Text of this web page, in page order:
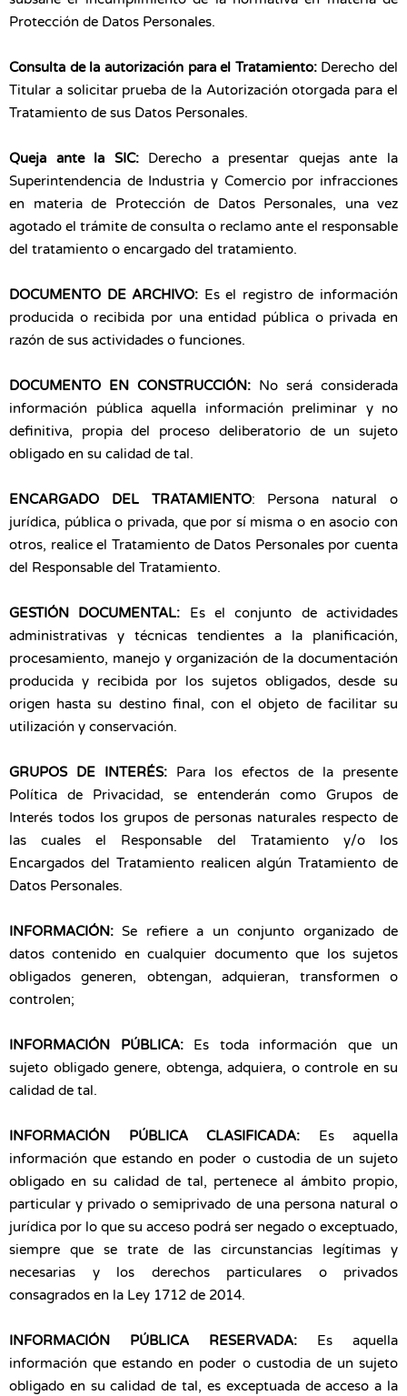
Protección de Datos Personales.
Consulta de la autorización para el Tratamiento: Derecho del
Titular a solicitar prueba de la Autorización otorgada para el
Tratamiento de sus Datos Personales.
Queja ante la SIC: Derecho a presentar quejas ante la
Superintendencia de Industria y Comercio por infracciones
en materia de Protección de Datos Personales, una vez
agotado el trámite de consulta o reclamo ante el responsable
del tratamiento o encargado del tratamiento.
DOCUMENTO DE ARCHIVO: Es el registro de información
producida o recibida por una entidad pública o privada en
razón de sus actividades o funciones.
DOCUMENTO EN CONSTRUCCIÓN: No será considerada
información pública aquella información preliminar y no
definitiva, propia del proceso deliberatorio de un sujeto
obligado en su calidad de tal.
ENCARGADO DEL TRATAMIENTO: Persona natural o
jurídica, pública o privada, que por sí misma o en asocio con
otros, realice el Tratamiento de Datos Personales por cuenta
del Responsable del Tratamiento.
GESTIÓN DOCUMENTAL: Es el conjunto de actividades
administrativas y técnicas tendientes a la planificación,
procesamiento, manejo y organización de la documentación
producida y recibida por los sujetos obligados, desde su
origen hasta su destino final, con el objeto de facilitar su
utilización y conservación.
GRUPOS DE INTERÉS: Para los efectos de la presente
Política de Privacidad, se entenderán como Grupos de
Interés todos los grupos de personas naturales respecto de
las cuales el Responsable del Tratamiento y/o los
Encargados del Tratamiento realicen algún Tratamiento de
Datos Personales.
INFORMACIÓN:Se refiere a un conjunto organizado de
datos contenido en cualquier documento que los sujetos
obligados generen, obtengan, adquieran, transformen o
controlen;
INFORMACIÓN PÚBLICA: Es toda información que un
sujeto obligado genere, obtenga, adquiera, o controle en su
calidad de tal.
INFORMACIÓN PÚBLICA CLASIFICADA: Es aquella
información que estando en poder o custodia de un sujeto
obligado en su calidad de tal, pertenece al ámbito propio,
particular y privado o semiprivado de una persona natural o
jurídica por lo que su acceso podrá ser negado o exceptuado,
siempre que se trate de las circunstancias legítimas y
necesarias y los derechos particulares o privados
consagrados en la Ley 1712 de 2014.
INFORMACIÓN PÚBLICA RESERVADA: Es aquella
información que estando en poder o custodia de un sujeto
obligado en su calidad de tal, es exceptuada de acceso a la